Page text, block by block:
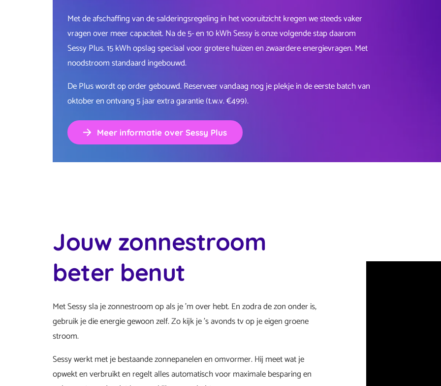
Met de afschaffing van de salderingsregeling in het vooruitzicht kregen we steeds vaker
vragen over meer capaciteit. Na de 5- en 10 kWh Sessy is onze volgende stap daarom
Sessy Plus. 15 kWh opslag speciaal voor grotere huizen en zwaardere energievragen. Met
noodstroom standaard ingebouwd.
De Plus wordt op order gebouwd. Reserveer vandaag nog je plekje in de eerste batch van
oktober en ontvang 5 jaar extra garantie (t.w.v. €499).
Meer informatie over Sessy Plus
Jouw zonnestroom
beter benut
Met Sessy sla je zonnestroom op als je ’m over hebt. En zodra de zon onder is,
gebruik je die energie gewoon zelf. Zo kijk je ’s avonds tv op je eigen groene
stroom.
Sessy werkt met je bestaande zonnepanelen en omvormer. Hij meet wat je
opwekt en verbruikt en regelt alles automatisch voor maximale besparing en